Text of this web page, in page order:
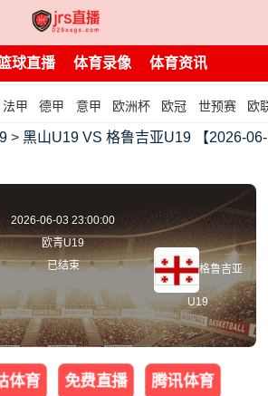
球直播 体育录像 体育资讯
法甲 德甲 意甲 欧洲杯 欧冠 世预赛 欧
> 黑山U19 VS 格鲁吉亚U19 【2026-06-
2026-06-03 23:00:00
欧青U19
已结束
格鲁吉亚
U19
体育 免费直播 腾讯体育